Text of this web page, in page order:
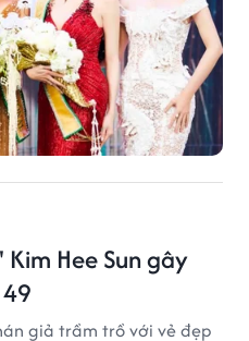
Hee Sun gây
giả trầm trồ với vẻ đẹp